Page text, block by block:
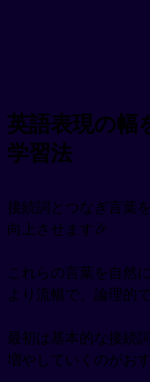
英語表現の幅
学習法
接続詞とつなぎ言葉
向上させます🎉
これらの言葉を自然
より流暢で、論理的
最初は基本的な接続
増やしていくのがお